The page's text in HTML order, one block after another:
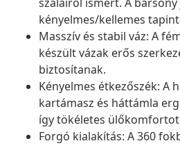
kényelmes/kellemes
Masszív és stabil váz: A
készült vázak erős
biztosítanak.
Kényelmes étkezőszék: A
kartámasz és háttámla
így tökéletes
Forgó kialakítás: A 360